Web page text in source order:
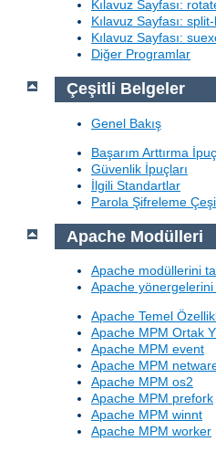
Kılavuz Sayfası:
Kılavuz Sayfası:
Kılavuz Sayfası:
Diğer Programlar
Çeşitli Belgeler
Genel Bakış
Başarım Arttırma
Güvenlik İpuçları
İlgili Standartlar
Parola Şifreleme
Apache Modülleri
Apache modüllerini
Apache yönergelerini
Apache Temel
Apache MPM Ortak
Apache MPM event
Apache MPM
Apache MPM os2
Apache MPM prefork
Apache MPM winnt
Apache MPM worker